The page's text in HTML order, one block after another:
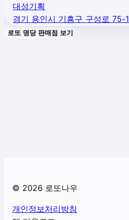
대성기획
경기 용인시 기흥구 구성로 75-1
로또 명당 판매점 보기
© 2026 로또나우
개인정보처리방침